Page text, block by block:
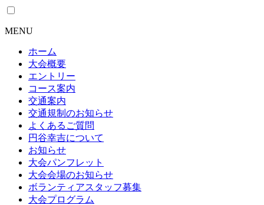
MENU
ホーム
大会概要
エントリー
コース案内
交通案内
交通規制のお知らせ
よくあるご質問
円谷幸吉について
お知らせ
大会パンフレット
大会会場のお知らせ
ボランティアスタッフ募集
大会プログラム